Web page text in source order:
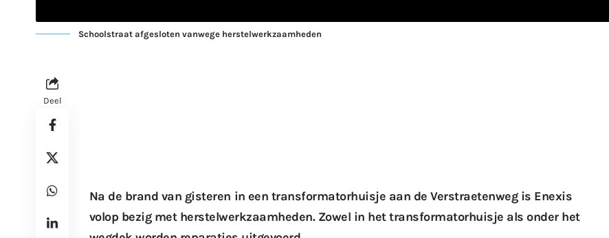
Schoolstraat afgesloten vanwege herstelwerkzaamheden
Deel
Na de brand van gisteren in een transformatorhuisje aan de Verstraetenweg is Enexis
volop bezig met herstelwerkzaamheden. Zowel in het transformatorhuisje als onder het